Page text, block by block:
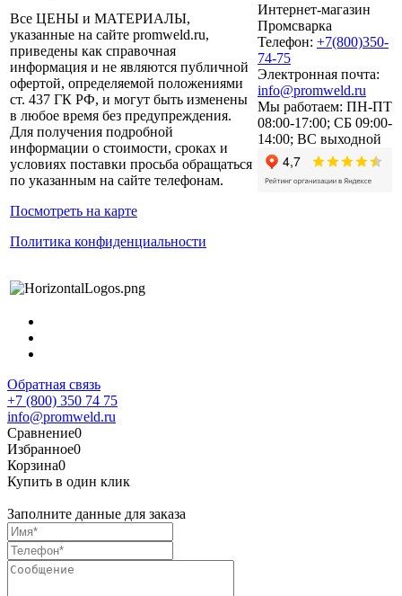
Все ЦЕНЫ и МАТЕРИАЛЫ,
указанные на сайте promweld.ru,
приведены как справочная
информация и не являются публичной
офертой, определяемой положениями
ст. 437 ГК РФ, и могут быть изменены
в любое время без предупреждения.
Для получения подробной
информации о стоимости, сроках и
условиях поставки просьба обращаться
по указанным на сайте телефонам.
Посмотреть на карте
Политика конфиденциальности
Интернет-магазин
Промсварка
Телефон: +7(800)350-
74-75
Электронная почта:
info@promweld.ru
Мы работаем: ПН-ПТ
08:00-17:00; СБ 09:00-
14:00; ВС выходной
Обратная связь
+7 (800) 350 74 75
info@promweld.ru
Сравнение0
Избранное0
Корзина0
Купить в один клик
Заполните данные для заказа